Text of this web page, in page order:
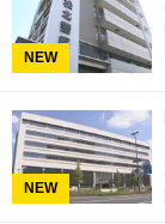
NEW
NEW